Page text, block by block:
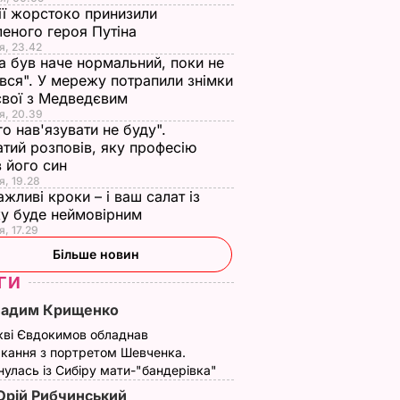
жорстоко принизили
героя Путіна
23.42
був наче нормальний, поки не
У мережу потрапили знімки
з Медведєвим
20.39
нав'язувати не буду".
розповів, яку професію
його син
19.28
кроки – і ваш салат із
буде неймовірним
17.29
Більше новин
Крищенко
Євдокимов обладнав
з портретом Шевченка.
із Сибіру мати-"бандерівка"
Рибчинський